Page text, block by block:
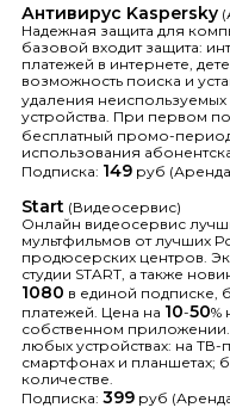
Антивирус Kaspersky
Надежная защита для
базовой входит защита:
платежей в интернете,
возможность поиска и
удаления
устройства. При первом
бесплатный промо-
использования
Подписка: 149 руб
Start (Видеосервис)
Онлайн видеосервис
мультфильмов от лучших
продюсерских центров.
студии START, а также
1080 в единой подписке,
платежей. Цена на 10-50%
собственном
любых устройствах: на ТВ-
смартфонах и планшетах;
количестве.
Подписка: 399 руб